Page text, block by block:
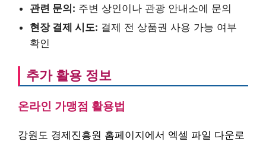
관련 문의: 주변 상인이나 관광 안내소에 문의
현장 결제 시도: 결제 전 상품권 사용 가능 여부
확인
추가 활용 정보
온라인 가맹점 활용법
강원도 경제진흥원 홈페이지에서 엑셀 파일 다운로